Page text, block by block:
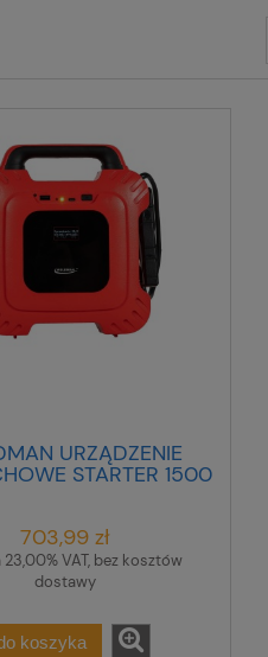
URZĄDZENIE
STARTER 1500
703,99 zł
23,00% VAT, bez kosztów
dostawy
koszyka